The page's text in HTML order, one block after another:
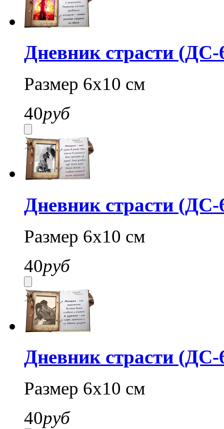
Дневник страсти (ДС-
Размер 6х10 см
40руб
Дневник страсти (ДС-
Размер 6х10 см
40руб
Дневник страсти (ДС-
Размер 6х10 см
40руб